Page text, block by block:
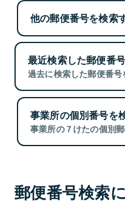
他の郵便番号を検索
最近検索した郵便番号
過去に検索した郵便番号
事業所の個別番号を
事業所の７けたの個別
郵便番号検索